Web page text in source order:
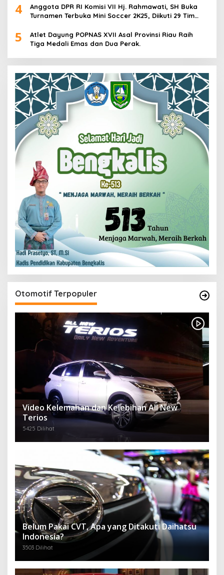
4
Anggota DPR RI Komisi VII Hj. Rahmawati, SH Buka
Turnamen Terbuka Mini Soccer 2K25, Diikuti 29 Tim
5
Atlet Dayung POPNAS XVII Asal Provinsi Riau Raih
Tiga Medali Emas dan Dua Perak.
Otomotif Terpopuler
Video Kelemahan dan Kelebihan All New
Terios
5425 Dilihat
Belum Pakai CVT, Apa yang Ditakuti Daihatsu
Indonesia?
3503 Dilihat